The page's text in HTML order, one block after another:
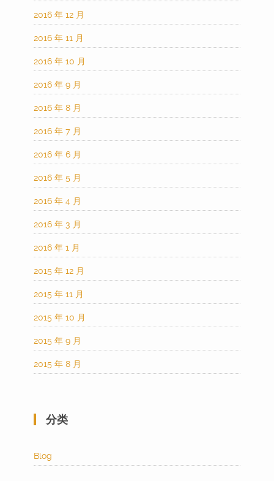
2016 年 12 月
2016 年 11 月
2016 年 10 月
2016 年 9 月
2016 年 8 月
2016 年 7 月
2016 年 6 月
2016 年 5 月
2016 年 4 月
2016 年 3 月
2016 年 1 月
2015 年 12 月
2015 年 11 月
2015 年 10 月
2015 年 9 月
2015 年 8 月
分类
Blog